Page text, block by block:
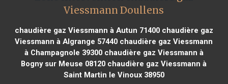
Viessmann Doullens
chaudière gaz Viessmann à Autun 71400chaudière gaz
Viessmann à Algrange 57440 chaudière gaz Viessmann
à Champagnole 39300chaudière gaz Viessmann à
Bogny sur Meuse 08120 chaudière gaz Viessmann à
Saint Martin le Vinoux 38950